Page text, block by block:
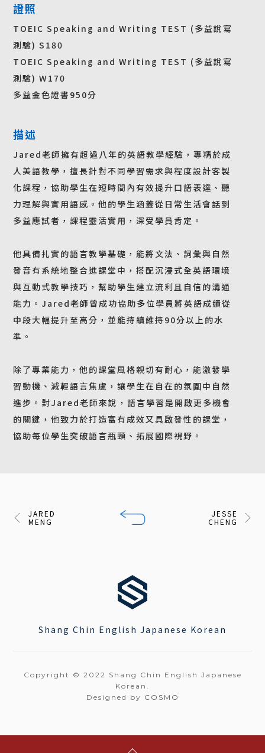
證照
TOEIC Speaking and Writing TEST (多益說寫
測驗) S180
TOEIC Speaking and Writing TEST (多益說寫
測驗) W170
多益金色證書950分
描述
Jared老師擁有超過八年的英語教學經驗，專精於成
人美語教學，擅長針對不同學習需求與程度設計客製
化課程，協助學生在短時間內有效提升口語表達、聽
力理解與實用語感。他的學生涵蓋從日常生活會話到
多益應試者，課程靈活實用，深受學員肯定。
他具備扎實的語言教學基礎，能將文法、詞彙與自然
發音有系統地整合進課堂中，搭配沉浸式全英語環境
與互動式教學技巧，幫助學生建立流利且自信的溝通
能力。Jared老師曾成功協助多位學員將英語成績從
中段大幅提升至高分，並能持續維持90分以上的水
準。
除了專業能力，他的課堂風格親切有耐心，能激發學
習動機、減輕語言焦慮，讓學生在自在的氛圍中自然
進步。對Jared老師來說，語言學習是開啟更多機會
的關鍵，他致力於打造富有成效又具啟發性的課堂，
協助每位學生突破語言瓶頸、拓展國際視野。
JARED
MENG
JESSE
CHENG
Shang Chin English Japanese Korean
Copyright © 2022 Shang Chin English Japanese
Korean.
Designed by COSMO